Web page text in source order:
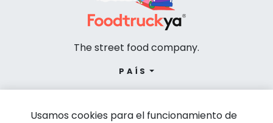
The street food company.
PAÍS
Usamos cookies para el funcionamiento de